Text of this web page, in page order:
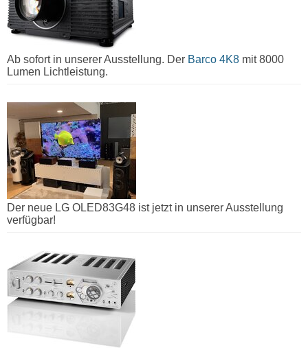
Ab sofort in unserer Ausstellung. Der Barco 4K8 mit 8000
Lumen Lichtleistung.
Der neue LG OLED83G48 ist jetzt in unserer Ausstellung
verfügbar!